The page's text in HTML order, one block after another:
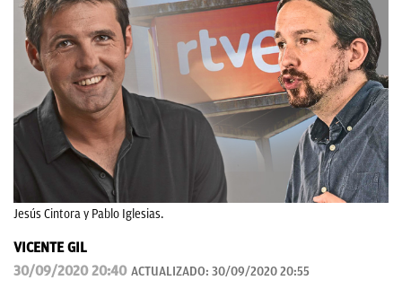
Jesús Cintora y Pablo Iglesias.
VICENTE GIL
30/09/2020 20:40 ACTUALIZADO: 30/09/2020 20:55